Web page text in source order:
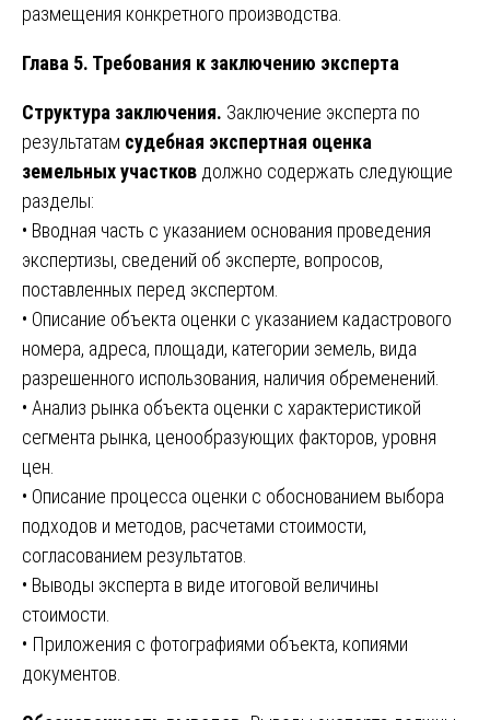
размещения конкретного производства.
Глава 5. Требования к заключению эксперта
Структура заключения. Заключение эксперта по
результатам судебная экспертная оценка
земельных участков должно содержать следующие
разделы:
• Вводная часть с указанием основания проведения
экспертизы, сведений об эксперте, вопросов,
поставленных перед экспертом.
• Описание объекта оценки с указанием кадастрового
номера, адреса, площади, категории земель, вида
разрешенного использования, наличия обременений.
• Анализ рынка объекта оценки с характеристикой
сегмента рынка, ценообразующих факторов, уровня
цен.
• Описание процесса оценки с обоснованием выбора
подходов и методов, расчетами стоимости,
согласованием результатов.
• Выводы эксперта в виде итоговой величины
стоимости.
• Приложения с фотографиями объекта, копиями
документов.